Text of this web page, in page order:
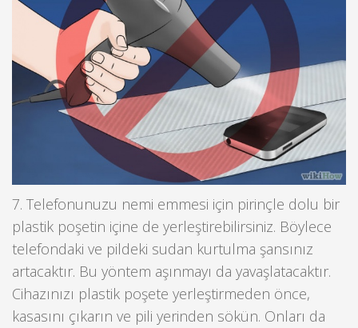
7. Telefonunuzu nemi emmesi için pirinçle dolu bir
plastik poşetin içine de yerleştirebilirsiniz. Böylece
telefondaki ve pildeki sudan kurtulma şansınız
artacaktır. Bu yöntem aşınmayı da yavaşlatacaktır.
Cihazınızı plastik poşete yerleştirmeden önce,
kasasını çıkarın ve pili yerinden sökün. Onları da